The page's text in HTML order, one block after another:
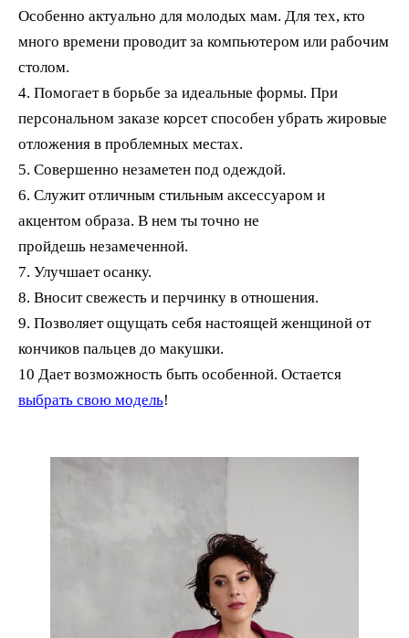
Особенно актуально для молодых мам. Для тех, кто
много времени проводит за компьютером или рабочим
столом.
4. Помогает в борьбе за идеальные формы. При
персональном заказе корсет способен убрать жировые
отложения в проблемных местах.
5. Совершенно незаметен под одеждой.
6. Служит отличным стильным аксессуаром и
акцентом образа. В нем ты точно не
пройдешь незамеченной.
7. Улучшает осанку.
8. Вносит свежесть и перчинку в отношения.
9. Позволяет ощущать себя настоящей женщиной от
кончиков пальцев до макушки.
10 Дает возможность быть особенной. Остается
выбрать свою модель!